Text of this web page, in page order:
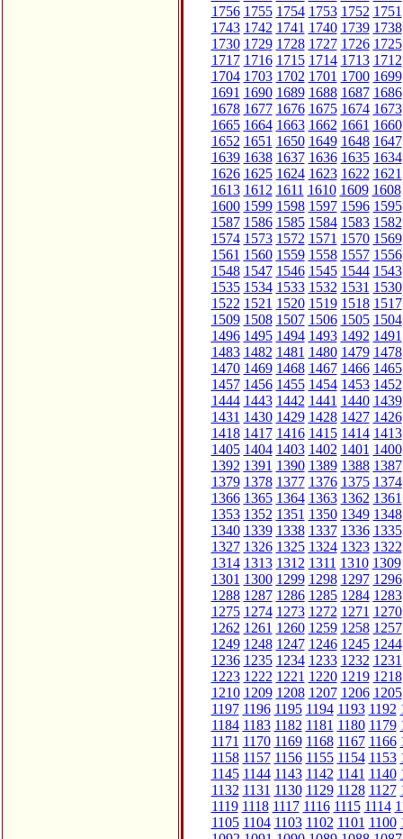
1756 1755 1754 1753 1752 1751
1743 1742 1741 1740 1739 1738
1730 1729 1728 1727 1726 1725
1717 1716 1715 1714 1713 1712
1704 1703 1702 1701 1700 1699
1691 1690 1689 1688 1687 1686
1678 1677 1676 1675 1674 1673
1665 1664 1663 1662 1661 1660
1652 1651 1650 1649 1648 1647
1639 1638 1637 1636 1635 1634
1626 1625 1624 1623 1622 1621
1613 1612 1611 1610 1609 1608
1600 1599 1598 1597 1596 1595
1587 1586 1585 1584 1583 1582
1574 1573 1572 1571 1570 1569
1561 1560 1559 1558 1557 1556
1548 1547 1546 1545 1544 1543
1535 1534 1533 1532 1531 1530
1522 1521 1520 1519 1518 1517
1509 1508 1507 1506 1505 1504
1496 1495 1494 1493 1492 1491
1483 1482 1481 1480 1479 1478
1470 1469 1468 1467 1466 1465
1457 1456 1455 1454 1453 1452
1444 1443 1442 1441 1440 1439
1431 1430 1429 1428 1427 1426
1418 1417 1416 1415 1414 1413
1405 1404 1403 1402 1401 1400
1392 1391 1390 1389 1388 1387
1379 1378 1377 1376 1375 1374
1366 1365 1364 1363 1362 1361
1353 1352 1351 1350 1349 1348
1340 1339 1338 1337 1336 1335
1327 1326 1325 1324 1323 1322
1314 1313 1312 1311 1310 1309
1301 1300 1299 1298 1297 1296
1288 1287 1286 1285 1284 1283
1275 1274 1273 1272 1271 1270
1262 1261 1260 1259 1258 1257
1249 1248 1247 1246 1245 1244
1236 1235 1234 1233 1232 1231
1223 1222 1221 1220 1219 1218
1210 1209 1208 1207 1206 1205
1197 1196 1195 1194 1193 1192
1184 1183 1182 1181 1180 1179
1171 1170 1169 1168 1167 1166
1158 1157 1156 1155 1154 1153
1145 1144 1143 1142 1141 1140
1132 1131 1130 1129 1128 1127
1119 1118 1117 1116 1115 1114
1105 1104 1103 1102 1101 1100